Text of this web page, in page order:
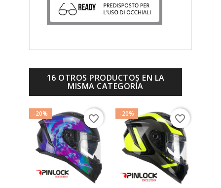
16 OTROS PRODUCTOS EN LA
MISMA CATEGORÍA
-20% favorite_border -20% favorite_border